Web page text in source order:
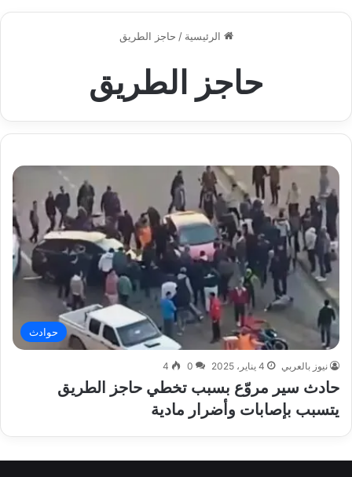
الرئيسية / حاجز الطريق
حاجز الطريق
حوادث
نيوز بالعربي 4 يناير، 2025 0
4
حادث سير مروّع بسبب تخطي حاجز الطريق
يتسبب بإصابات وأضرار مادية